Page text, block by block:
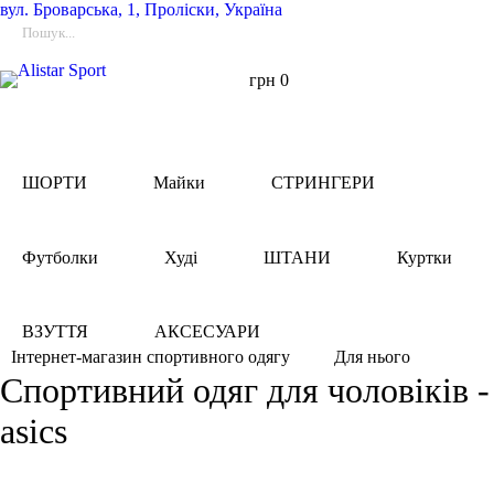
вул. Броварська, 1, Проліски, Україна
грн 0
ШОРТИ Майки СТРИНГЕРИ
Футболки Худі ШТАНИ Куртки
ВЗУТТЯ
АКСЕСУАРИ
Інтернет-магазин спортивного одягу
Для нього
Спортивний одяг для чоловіків -
asics